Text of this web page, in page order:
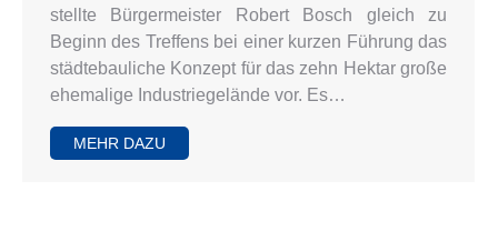
stellte Bürgermeister Robert Bosch gleich zu
Beginn des Treffens bei einer kurzen Führung das
städtebauliche Konzept für das zehn Hektar große
ehemalige Industriegelände vor. Es…
MEHR DAZU